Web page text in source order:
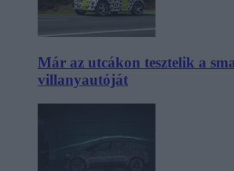
Már az utcákon tesztelik a
villanyautóját